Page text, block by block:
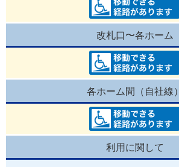
改札口〜各ホーム
各ホーム間（自社線）
利用に関して